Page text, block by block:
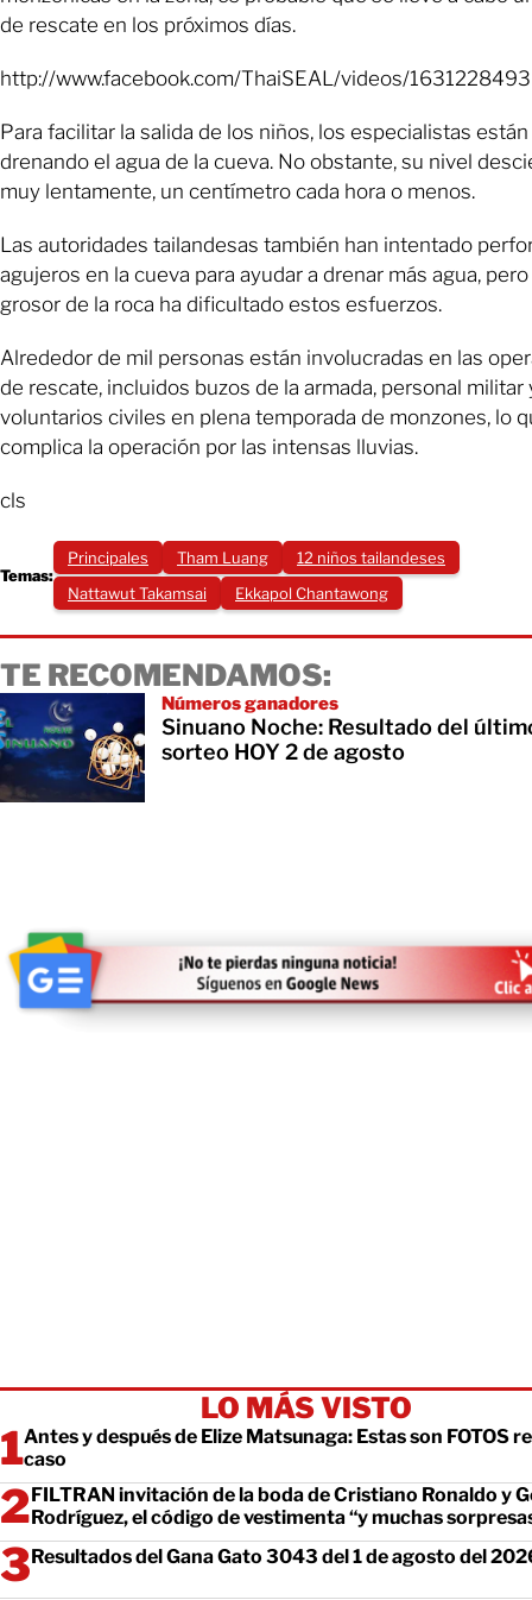
de rescate en los próximos días.
http://www.facebook.com/ThaiSEAL/videos/
Para facilitar la salida de los niños, los especialistas están
drenando el agua de la cueva. No obstante, su nivel
muy lentamente, un centímetro cada hora o menos.
Las autoridades tailandesas también han intentado
agujeros en la cueva para ayudar a drenar más agua,
grosor de la roca ha dificultado estos esfuerzos.
Alrededor de mil personas están involucradas en las
de rescate, incluidos buzos de la armada, personal militar
voluntarios civiles en plena temporada de monzones, lo
complica la operación por las intensas lluvias.
cls
Temas:
Principales Tham Luang
12 niños tailandeses
Nattawut Takamsai
Ekkapol Chantawong
TE RECOMENDAMOS:
Números ganadores
Sinuano Noche: Resultado del
sorteo HOY 2 de agosto
LO MÁS VISTO
Antes y después de Elize Matsunaga: Estas son FOTOS
caso
FILTRAN invitación de la boda de Cristiano Ronaldo y
Rodríguez, el código de vestimenta “y muchas
Resultados del Gana Gato 3043 del 1 de agosto del